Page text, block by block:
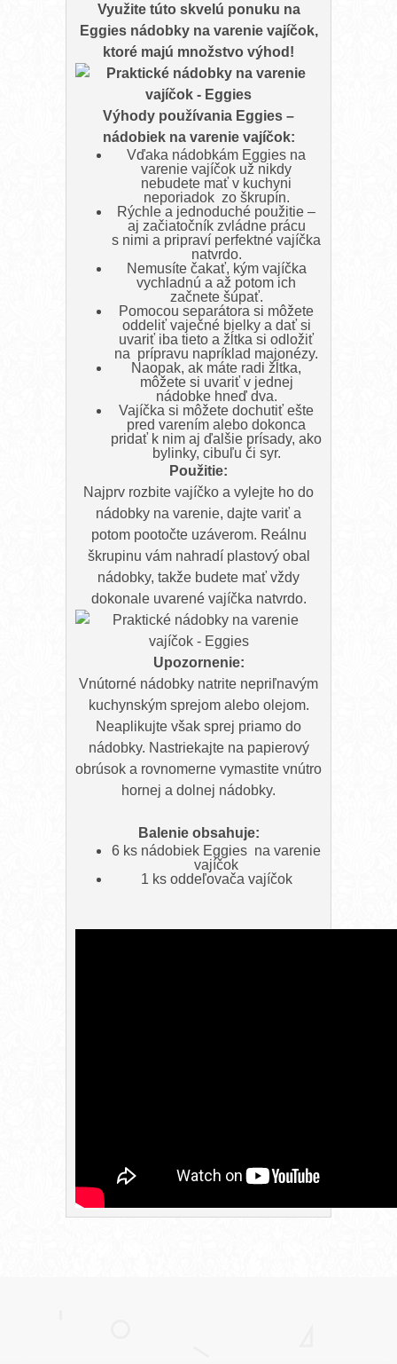
Využite túto skvelú ponuku na
Eggies nádobky na varenie vajíčok,
ktoré majú množstvo výhod!
Výhody používania Eggies –
nádobiek na varenie vajíčok:
Vďaka nádobkám Eggies na
varenie vajíčok už nikdy
nebudete mať v kuchyni
neporiadok zo škrupín.
Rýchle a jednoduché použitie –
aj začiatočník zvládne prácu
s nimi a pripraví perfektné vajíčka
natvrdo.
Nemusíte čakať, kým vajíčka
vychladnú a až potom ich
začnete šúpať.
Pomocou separátora si môžete
oddeliť vaječné bielky a dať si
uvariť iba tieto a žĺtka si odložiť
na prípravu napríklad majonézy.
Naopak, ak máte radi žĺtka,
môžete si uvariť v jednej
nádobke hneď dva.
Vajíčka si môžete dochutiť ešte
pred varením alebo dokonca
pridať k nim aj ďalšie prísady, ako
bylinky, cibuľu či syr.
Použitie:
Najprv rozbite vajíčko a vylejte ho do
nádobky na varenie, dajte variť a
potom pootočte uzáverom. Reálnu
škrupinu vám nahradí plastový obal
nádobky, takže budete mať vždy
dokonale uvarené vajíčka natvrdo.
Upozornenie:
Vnútorné nádobky natrite nepriľnavým
kuchynským sprejom alebo olejom.
Neaplikujte však sprej priamo do
nádobky. Nastriekajte na papierový
obrúsok a rovnomerne vymastite vnútro
hornej a dolnej nádobky.
Balenie obsahuje:
6 ks nádobiek Eggies na varenie
vajíčok
1 ks oddeľovača vajíčok